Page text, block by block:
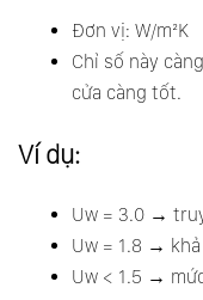
Đơn vị: W/m²K
Chỉ số này
cửa càng tốt.
Ví dụ:
Uw = 3.0 →
Uw = 1.8 →
Uw < 1.5 →